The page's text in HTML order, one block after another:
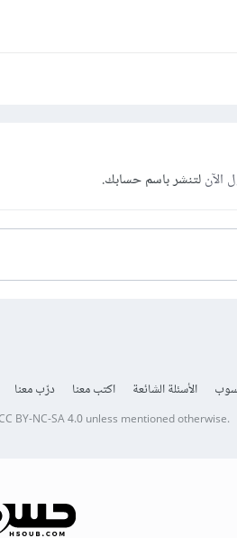
الآنلتنشر باسم حسابك.
الأسئلة الشائعة اكتب معنا درّب معنا
BY-NC-SA 4.0unless mentioned otherwise.